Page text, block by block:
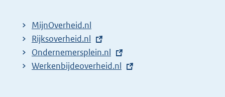
l
i
n
k
MijnOverheid.nl
E
x
t
Rijksoverheid.nl
E
x
Ondernemersplein.nl
E
Werkenbijdeoverheid.nl